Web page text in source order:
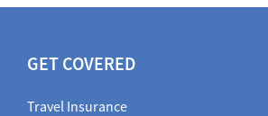
GET COVERED
Travel Insurance